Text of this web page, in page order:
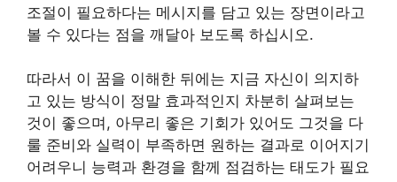
조절이 필요하다는 메시지를 담고 있는 장면이라고
볼 수 있다는 점을 깨달아 보도록 하십시오.
따라서 이 꿈을 이해한 뒤에는 지금 자신이 의지하
고 있는 방식이 정말 효과적인지 차분히 살펴보는
것이 좋으며, 아무리 좋은 기회가 있어도 그것을 다
룰 준비와 실력이 부족하면 원하는 결과로 이어지기
어려우니 능력과 환경을 함께 점검하는 태도가 필요